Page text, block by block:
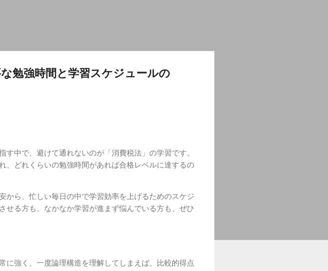
勉強時間と学習スケジュールの
中で、避けて通れないのが「消費税法」の学習です。
、どれくらいの勉強時間があれば合格レベルに達するの
から、忙しい毎日の中で学習効率を上げるためのスケジ
せる方も、なかなか学習が進まず悩んでいる方も、ぜひ
に強く、一度論理構造を理解してしまえば、比較的得点